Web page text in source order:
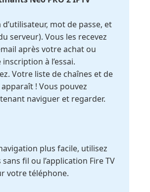
d’utilisateur, mot de passe, et
serveur). Vous les recevez
après votre achat ou
à l’essai.
Votre liste de chaînes et de
! Vous pouvez
naviguer et regarder.
plus facile, utilisez
fil ou l’application Fire TV
votre téléphone.